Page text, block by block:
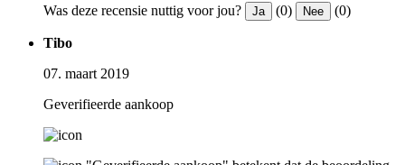
Was deze recensie nuttig voor jou? Ja (0) Nee (0)
Tibo
07. maart 2019
Geverifieerde aankoop